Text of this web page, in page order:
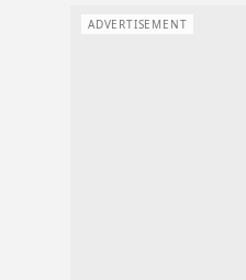
ADVERTISEMENT